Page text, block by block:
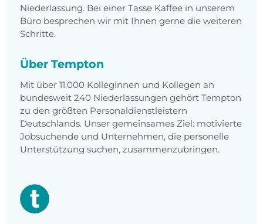
Niederlassung. Bei einer Tasse Kaffee in unserem
Büro besprechen wir mit Ihnen gerne die weiteren
Schritte.
Über Tempton
Mit über 11.000 Kolleginnen und Kollegen an
bundesweit 240 Niederlassungen gehört Tempton
zu den größten Personaldienstleistern
Deutschlands. Unser gemeinsames Ziel: motivierte
Jobsuchende und Unternehmen, die personelle
Unterstützung suchen, zusammenzubringen.